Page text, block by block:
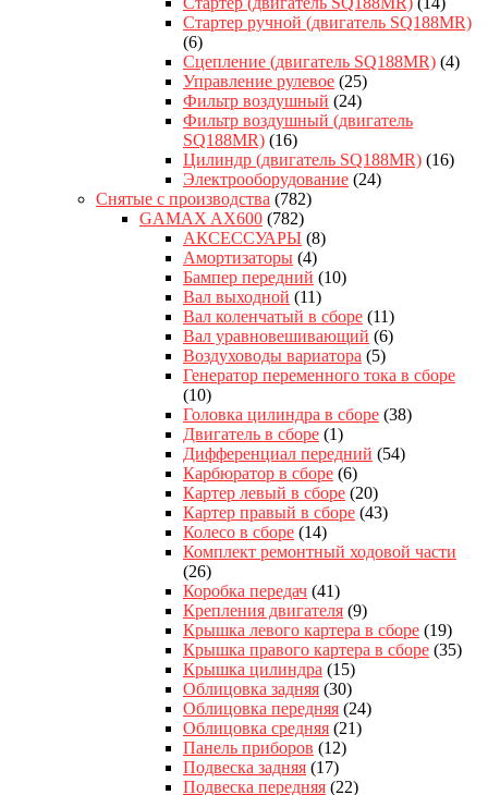
Стартер ручной (двигатель SQ188MR)
(6)
Сцепление (двигатель SQ188MR) (4)
Управление рулевое (25)
Фильтр воздушный (24)
Фильтр воздушный (двигатель
SQ188MR) (16)
Цилиндр (двигатель SQ188MR) (16)
Электрооборудование (24)
Снятые с производства (782)
GAMAX AX600 (782)
АКСЕССУАРЫ (8)
Амортизаторы (4)
Бампер передний (10)
Вал выходной (11)
Вал коленчатый в сборе (11)
Вал уравновешивающий (6)
Воздуховоды вариатора (5)
Генератор переменного тока в сборе
(10)
Головка цилиндра в сборе (38)
Двигатель в сборе (1)
Дифференциал передний (54)
Карбюратор в сборе (6)
Картер левый в сборе (20)
Картер правый в сборе (43)
Колесо в сборе (14)
Комплект ремонтный ходовой части
(26)
Коробка передач (41)
Крепления двигателя (9)
Крышка левого картера в сборе (19)
Крышка правого картера в сборе (35)
Крышка цилиндра (15)
Облицовка задняя (30)
Облицовка передняя (24)
Облицовка средняя (21)
Панель приборов (12)
Подвеска задняя (17)
Подвеска передняя (22)